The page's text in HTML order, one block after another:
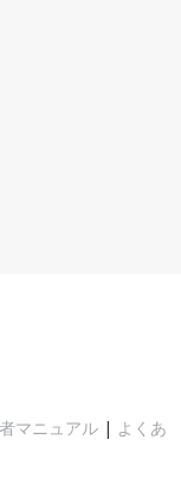
マニュアル | よくあ